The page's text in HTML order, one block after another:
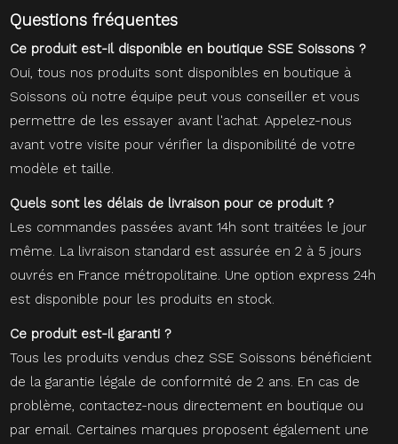
Questions fréquentes
Ce produit est-il disponible en boutique SSE Soissons ?
Oui, tous nos produits sont disponibles en boutique à
Soissons où notre équipe peut vous conseiller et vous
permettre de les essayer avant l'achat. Appelez-nous
avant votre visite pour vérifier la disponibilité de votre
modèle et taille.
Quels sont les délais de livraison pour ce produit ?
Les commandes passées avant 14h sont traitées le jour
même. La livraison standard est assurée en 2 à 5 jours
ouvrés en France métropolitaine. Une option express 24h
est disponible pour les produits en stock.
Ce produit est-il garanti ?
Tous les produits vendus chez SSE Soissons bénéficient
de la garantie légale de conformité de 2 ans. En cas de
problème, contactez-nous directement en boutique ou
par email. Certaines marques proposent également une